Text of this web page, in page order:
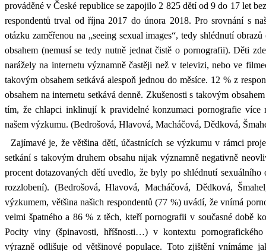
prováděné v České republice se zapojilo 2 825 dětí od 9 do 17 let
respondentů trval od října 2017 do února 2018. Pro srovnání s
otázku zaměřenou na „seeing sexual images“, tedy shlédnutí
obsahem (nemusí se tedy nutně jednat čistě o pornografii). Děti
narážely na internetu významně častěji než v televizi, nebo ve
takovým obsahem setkává alespoň jednou do měsíce. 12 % z
obsahem na internetu setkává denně. Zkušenosti s takovým
tím, že chlapci inklinují k pravidelné konzumaci pornografie
našem výzkumu. (Bedrošová, Hlavová, Macháčová, Dědková,
Zajímavé je, že většina dětí, účastnících se výzkumu v rámci
setkání s takovým druhem obsahu nijak významně negativně
procent dotazovaných dětí uvedlo, že byly po shlédnutí sexuálního
rozzlobení). (Bedrošová, Hlavová, Macháčová, Dědková,
výzkumem, většina našich respondentů (77 %) uvádí, že vnímá
velmi špatného a 86 % z těch, kteří pornografii v současné době
Pocity viny (špinavosti, hříšnosti…) v kontextu pornografického
výrazně odlišuje od většinové populace. Toto zjištění vnímáme